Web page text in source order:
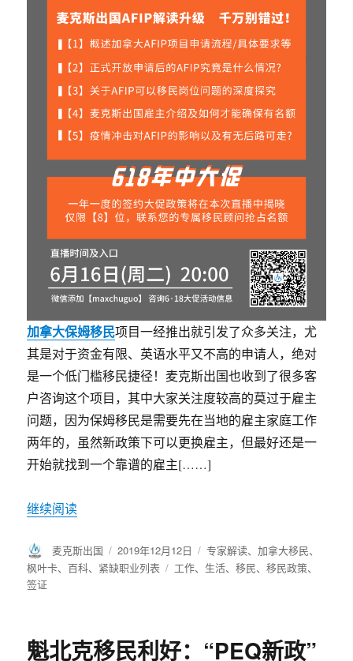
加拿大保姆移民项目一经推出就引发了众多关注，尤
其是对于资金有限、英语水平又不高的申请人，绝对
是一个低门槛移民捷径！麦克斯出国也收到了很多客
户咨询这个项目，其中大家关注度较高的莫过于雇主
问题，因为保姆移民是需要先在当地的雇主家庭工作
两年的，虽然新政策下可以更换雇主，但最好还是一
开始就找到一个靠谱的雇主[……]
继续阅读
作
者
麦克斯出国
发
布
2019年12月12日
分
类
专家解读、加拿大移民、
枫叶卡、百科、 紧缺职业列表
标
工作、 生活、移民、移民政策、
签证
魁北克移民利好：“PEQ新政”